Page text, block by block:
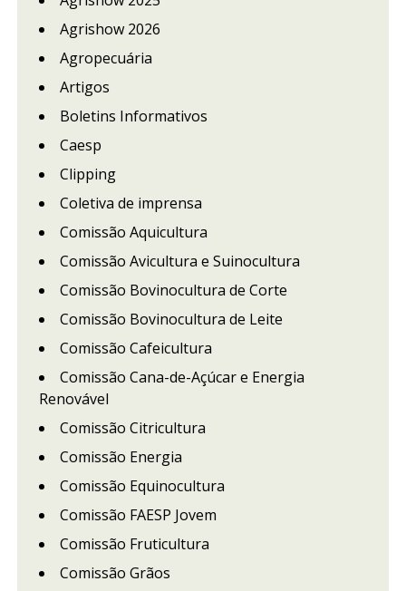
Agrishow 2026
Agropecuária
Artigos
Boletins Informativos
Caesp
Clipping
Coletiva de imprensa
Comissão Aquicultura
Comissão Avicultura e Suinocultura
Comissão Bovinocultura de Corte
Comissão Bovinocultura de Leite
Comissão Cafeicultura
Comissão Cana-de-Açúcar e Energia
Renovável
Comissão Citricultura
Comissão Energia
Comissão Equinocultura
Comissão FAESP Jovem
Comissão Fruticultura
Comissão Grãos